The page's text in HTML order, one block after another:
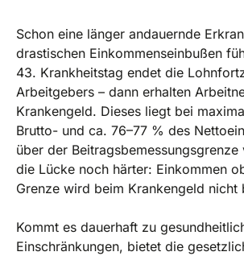
Schon eine länger andauernde
drastischen Einkommenseinbußen
43. Krankheitstag endet die
Arbeitgebers – dann erhalten
Krankengeld. Dieses liegt bei
Brutto- und ca. 76–77 % des
über der
die Lücke noch härter: Einkommen
Grenze wird beim Krankengeld nicht
Kommt es dauerhaft zu
Einschränkungen, bietet die